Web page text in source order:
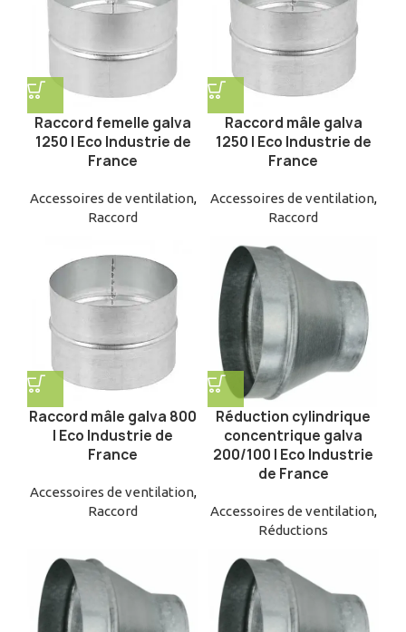
Raccord femelle galva
1250 | Eco Industrie de
France
Accessoires de ventilation,
Raccord
Raccord mâle galva
1250 | Eco Industrie de
France
Accessoires de ventilation,
Raccord
Raccord mâle galva 800
| Eco Industrie de
France
Accessoires de ventilation,
Raccord
Réduction cylindrique
concentrique galva
200/100 | Eco Industrie
de France
Accessoires de ventilation,
Réductions